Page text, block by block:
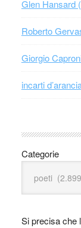
Glen Hansard
Roberto
Giorgio
incarti
Categorie
Si precisa che